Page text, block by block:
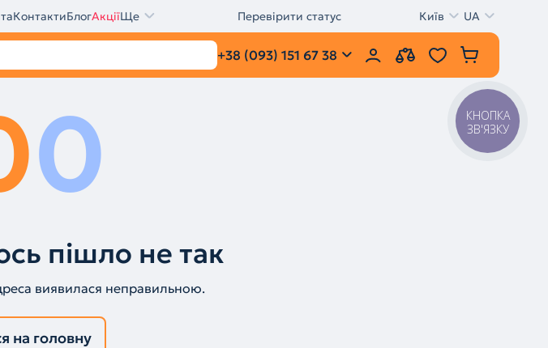
КонтактиБлогАкціїЩе Перевірити статус Київ UA
+38 (093) 151 67 38
0
пішло не так
виявилася неправильною.
на головну
КНОПКА
ЗВ'ЯЗКУ